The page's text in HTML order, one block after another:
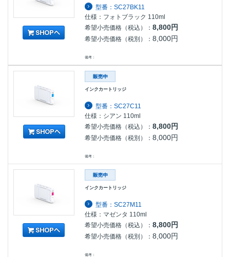
型番：SC27BK11
仕様：フォトブラック 110ml
希望小売価格（税込）： 8,800円
希望小売価格（税別）： 8,000円
備考：
インクカートリッジ
型番：SC27C11
仕様：シアン 110ml
希望小売価格（税込）：8,800円
希望小売価格（税別）：8,000円
備考：
インクカートリッジ
型番：SC27M11
仕様：マゼンタ 110ml
希望小売価格（税込）： 8,800円
希望小売価格（税別）： 8,000円
備考：